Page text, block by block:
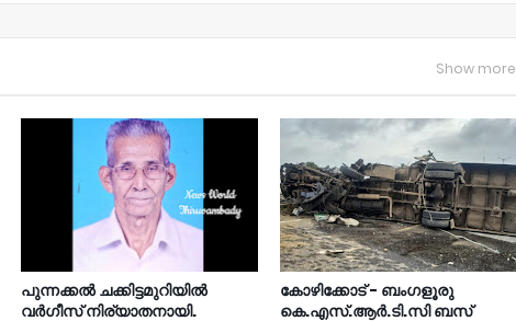
Show more
പുന്നക്കൽ ചക്കിട്ടമുറിയിൽ
വർഗീസ് നിര്യാതനായി.
കോഴിക്കോട് - ബംഗളൂരു
കെ.എസ്.ആർ.ടി.സി ബസ്